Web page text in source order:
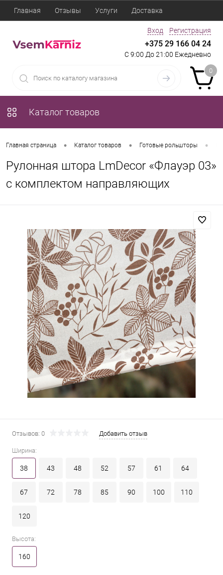
Главная Отзывы Услуги Доставка
Вход Регистрация
+375 29 166 04 24
С 9:00 До 21:00 Ежедневно
0
Каталог товаров
Главная страница • Каталог товаров • Готовые рольшторы •
Рулонная штора LmDecor «Флауэр 03»
с комплектом направляющих
Отзывов: 0 Добавить отзыв
Ширина:
38 43 48 52 57 61 64
67 72 78 85 90 100 110
120
Высота:
160